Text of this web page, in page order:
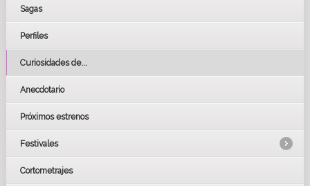
Sagas
Perfiles
Curiosidades de...
Anecdotario
Próximos estrenos
Festivales
LOS OSCARS
Cortometrajes